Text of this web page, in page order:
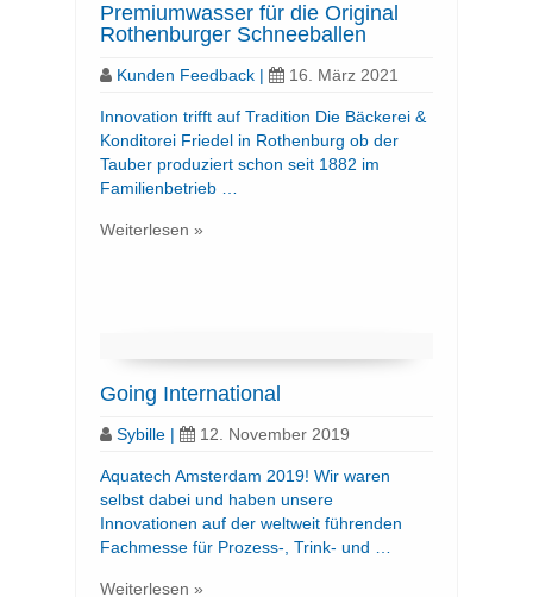
Premiumwasser für die Original
Rothenburger Schneeballen
Kunden Feedback | 16. März 2021
Innovation trifft auf Tradition Die Bäckerei &
Konditorei Friedel in Rothenburg ob der
Tauber produziert schon seit 1882 im
Familienbetrieb …
Weiterlesen »
Going International
Sybille | 12. November 2019
Aquatech Amsterdam 2019! Wir waren
selbst dabei und haben unsere
Innovationen auf der weltweit führenden
Fachmesse für Prozess-, Trink- und …
Weiterlesen »